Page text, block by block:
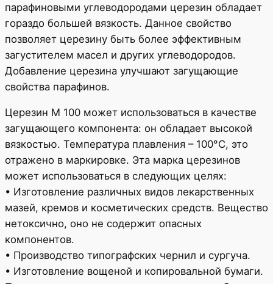
парафиновыми углеводородами церезин обладает
гораздо большей вязкость. Данное свойство
позволяет церезину быть более эффективным
загустителем масел и других углеводородов.
Добавление церезина улучшают загущающие
свойства парафинов.
Церезин М 100 может использоваться в качестве
загущающего компонента: он обладает высокой
вязкостью. Температура плавления – 100°С, это
отражено в маркировке. Эта марка церезинов
может использоваться в следующих целях:
• Изготовление различных видов лекарственных
мазей, кремов и косметических средств. Вещество
нетоксично, оно не содержит опасных
компонентов.
• Производство типографских чернил и сургуча.
• Изготовление вощеной и копировальной бумаги.